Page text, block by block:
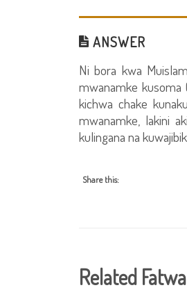
ANSWER
Ni bora kwa
mwanamke kusoma
kichwa chake
mwanamke, lakini
kulingana na
Share this:
Related